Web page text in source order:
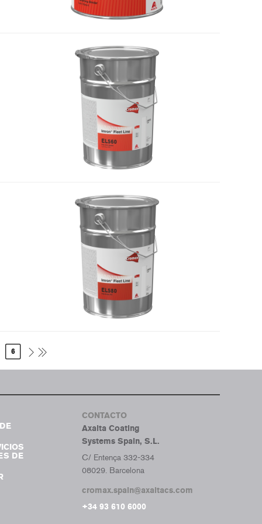
6
DE
CONTACTO
Axalta Coating
Systems Spain, S.L.
C/ Entença 332-334
08029. Barcelona
cromax.spain@axaltacs.com
+34 93 610 6000